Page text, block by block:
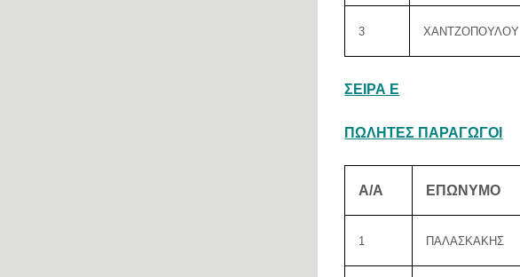
3 ΧΑΝΤΖΟΠΟΥΛΟΥ
ΣΕΙΡΑ Ε
ΠΩΛΗΤΕΣ ΠΑΡΑΓΩΓΟΙ
Α/Α ΕΠΩΝΥΜΟ
1 ΠΑΛΑΣΚΑΚΗΣ